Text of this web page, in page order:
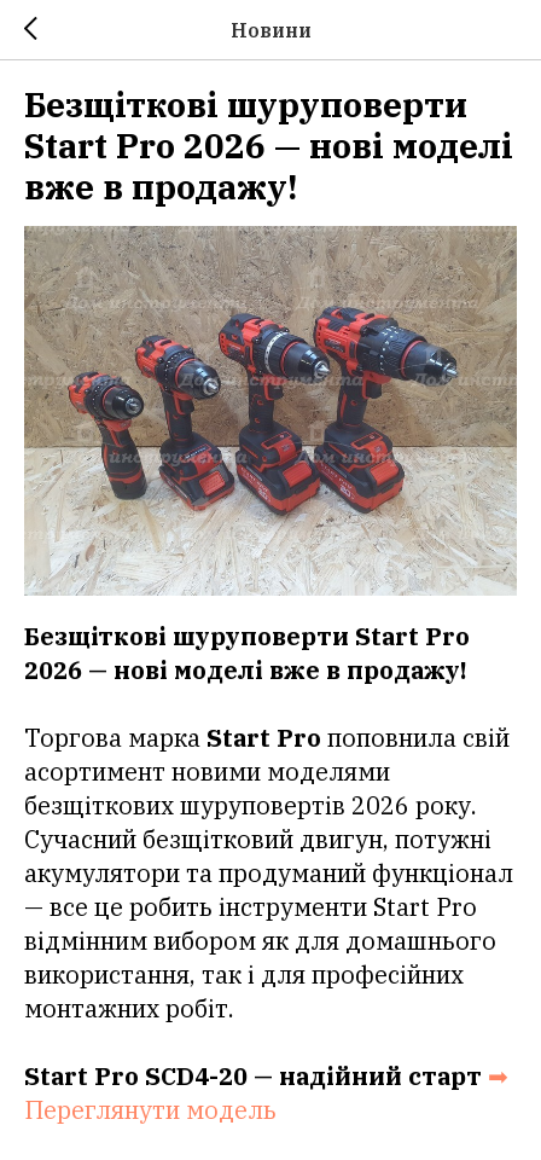
Новини
Безщіткові шуруповерти
Start Pro 2026 — нові моделі
вже в продажу!
Безщіткові шуруповерти Start Pro
2026 — нові моделі вже в продажу!
Торгова марка Start Pro поповнила свій
асортимент новими моделями
безщіткових шуруповертів 2026 року.
Сучасний безщітковий двигун, потужні
акумулятори та продуманий функціонал
— все це робить інструменти Start Pro
відмінним вибором як для домашнього
використання, так і для професійних
монтажних робіт.
Start Pro SCD4-20 — надійний старт ➡
Переглянути модель